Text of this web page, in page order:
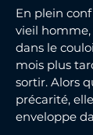
En plein
vieil homme,
dans le
mois plus
sortir. Alors
précarité,
enveloppe